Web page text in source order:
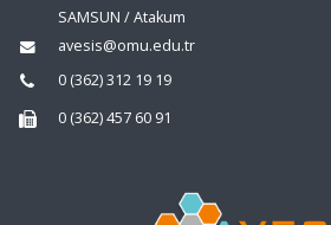
SAMSUN / Atakum
avesis@omu.edu.tr
0 (362) 312 19 19
0 (362) 457 60 91